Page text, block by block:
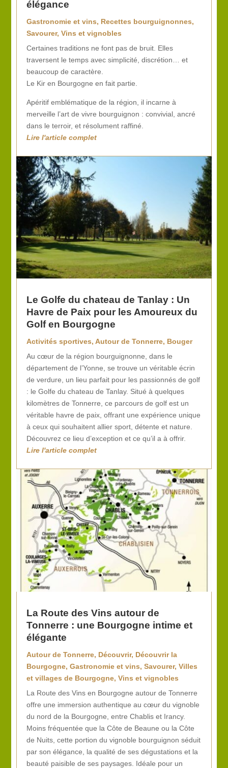
élégance
Gastronomie et vins, Recettes bourguignonnes,
Savourer,Vins et vignobles
Certaines traditions ne font pas de bruit. Elles
traversent le temps avec simplicité, discrétion… et
beaucoup de caractère.
Le Kir en Bourgogne en fait partie.
Apéritif emblématique de la région, il incarne à
merveille l’art de vivre bourguignon : convivial, ancré
dans le terroir, et résolument raffiné.
Le Golfe du chateau de Tanlay : Un
Havre de Paix pour les Amoureux du
Golf en Bourgogne
Activités sportives,Autour de Tonnerre, Bouger
Au cœur de la région bourguignonne, dans le
département de l’Yonne, se trouve un véritable écrin
de verdure, un lieu parfait pour les passionnés de golf
: le Golfe du chateau de Tanlay. Situé à quelques
kilomètres de Tonnerre, ce parcours de golf est un
véritable havre de paix, offrant une expérience unique
à ceux qui souhaitent allier sport, détente et nature.
Découvrez ce lieu d’exception et ce qu’il a à offrir.
La Route des Vins autour de
Tonnerre : une Bourgogne intime et
élégante
Autour de Tonnerre, Découvrir, Découvrir la
Bourgogne,Gastronomie et vins,Savourer,Villes
et villages de Bourgogne,Vins et vignobles
La Route des Vins en Bourgogne autour de Tonnerre
offre une immersion authentique au cœur du vignoble
du nord de la Bourgogne, entre Chablis et Irancy.
Moins fréquentée que la Côte de Beaune ou la Côte
de Nuits, cette portion du vignoble bourguignon séduit
par son élégance, la qualité de ses dégustations et la
beauté paisible de ses paysages. Idéale pour un